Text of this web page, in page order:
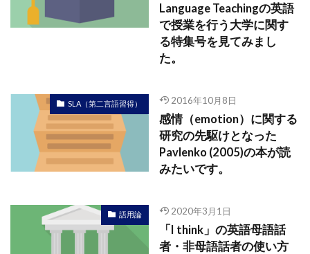
Language Teachingの英語
で授業を行う大学に関す
る特集号を見てみまし
た。
SLA（第二言語習得） 2016年10月8日
感情（emotion）に関する
研究の先駆けとなった
Pavlenko (2005)の本が読
みたいです。
語用論 2020年3月1日
「I think」の英語母語話
者・非母語話者の使い方